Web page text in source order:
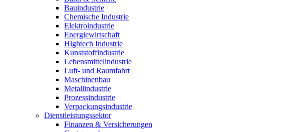
Bauindustrie
Chemische Industrie
Elektroindustrie
Energiewirtschaft
Hightech Industrie
Kunststoffindustrie
Lebensmittelindustrie
Luft- und Raumfahrt
Maschinenbau
Metallindustrie
Prozessindustrie
Verpackungsindustrie
Dienstleistungssektor
Finanzen & Versicherungen